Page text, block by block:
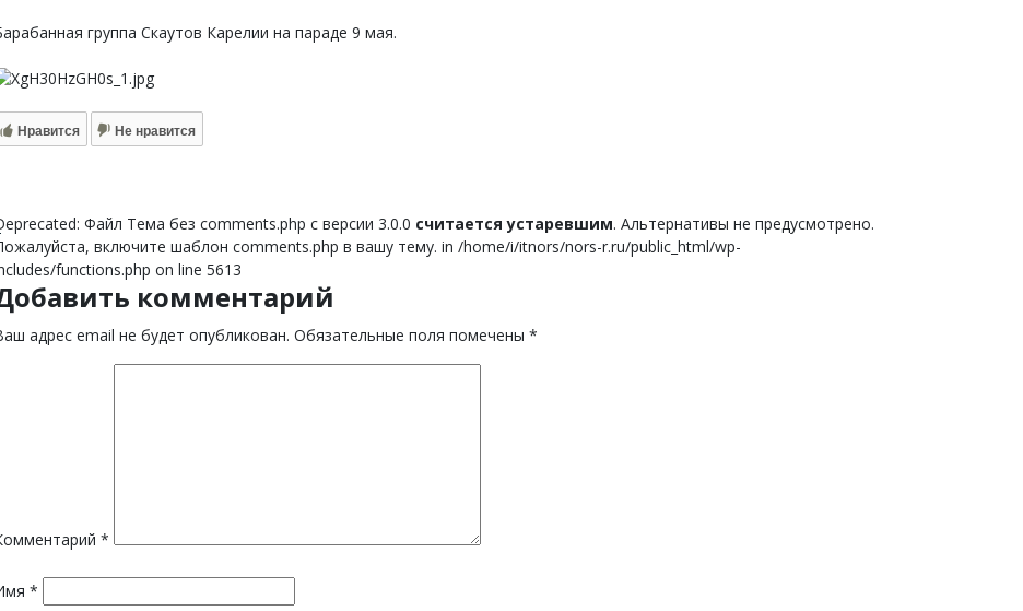
группа Скаутов Карелии на параде 9 мая.
Нравится Не нравится
Файл Тема без comments.php с версии 3.0.0 считается устаревшим. Альтернативы не предусмотрено.
включите шаблон comments.php в вашу тему. in /home/i/itnors/nors-r.ru/public_html/wp-
functions.php on line 5613
комментарий
адрес email не будет опубликован. Обязательные поля помечены *
*
*